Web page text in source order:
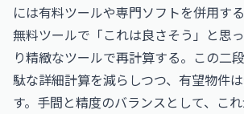
には有料ツールや専門ソフトを併用する
無料ツールで「これは良さそう」と思
り精緻なツールで再計算する。この二
駄な詳細計算を減らしつつ、有望物件
す。手間と精度のバランスとして、こ